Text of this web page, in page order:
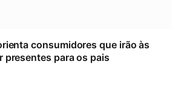
consumidores que irão às
presentes para os pais